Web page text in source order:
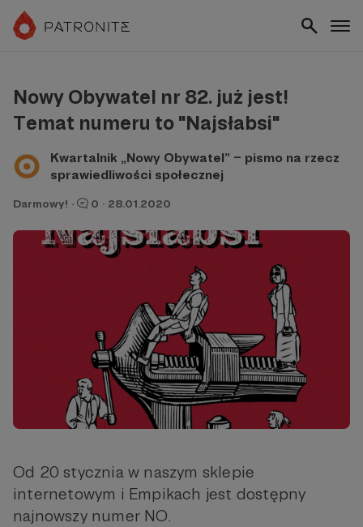
Nowy Obywatel nr 82. już jest!
Temat numeru to "Najsłabsi"
Kwartalnik „Nowy Obywatel” – pismo na rzecz
sprawiedliwości społecznej
Darmowy! · 0 · 28.01.2020
Od 20 stycznia w naszym sklepie
internetowym i Empikach jest dostępny
najnowszy numer NO.